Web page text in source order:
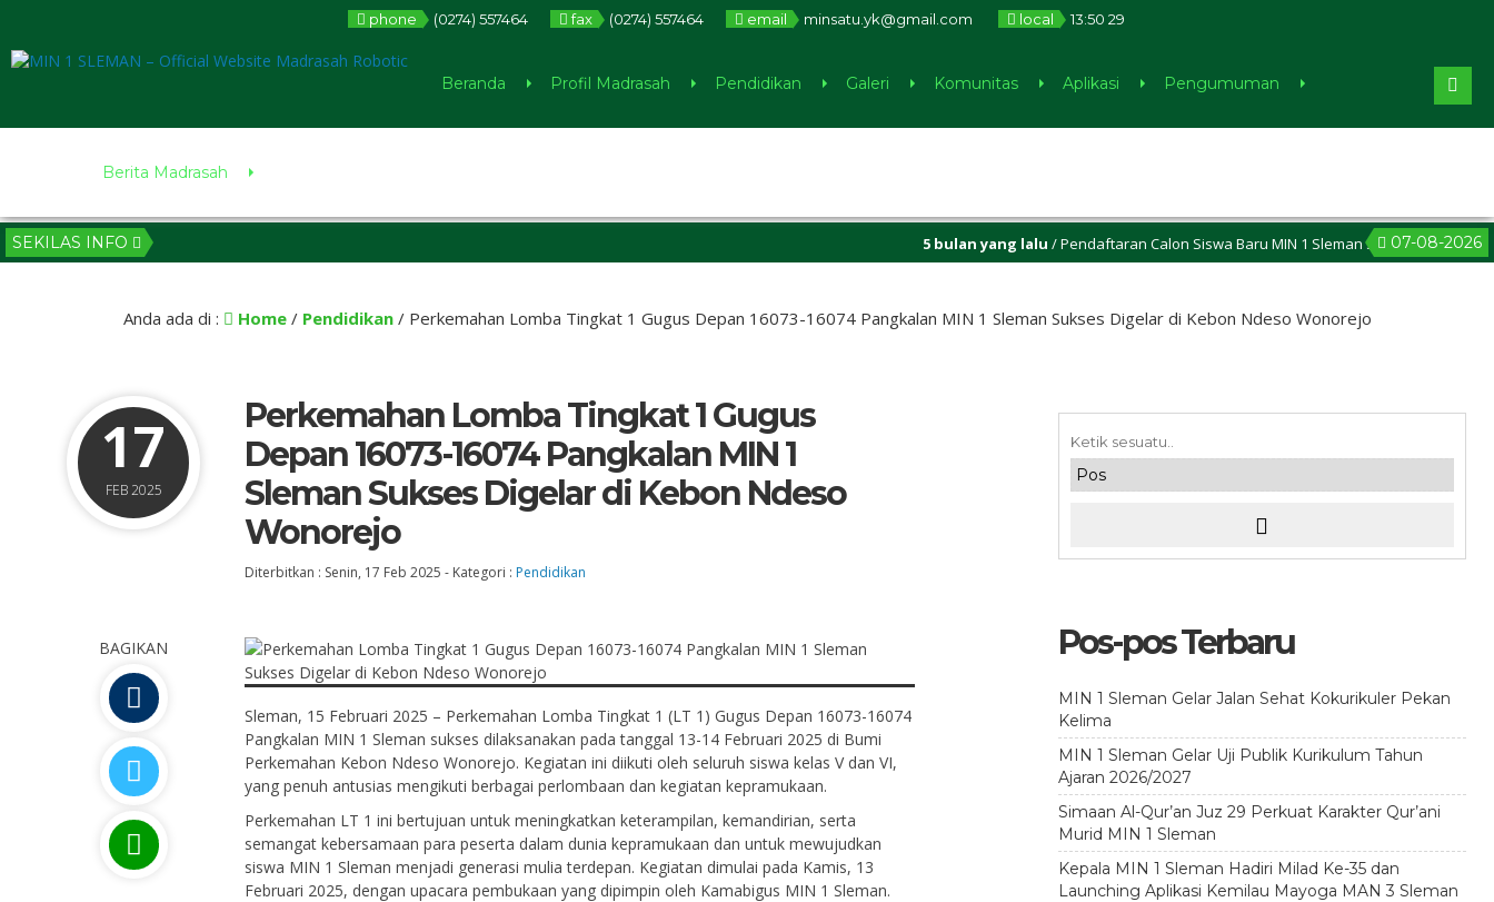
phone (0274) 557464 fax (0274) 557464 email minsatu.yk@gmail.com local 13:50 30
Beranda Profil Madrasah Pendidikan Galeri Komunitas Aplikasi Pengumuman
Berita Madrasah
SEKILAS INFO 07-08-2026
5 bulan yang lalu/ Pendaftaran Calon Siswa Baru MIN 1 Sleman sudah dibuka, cek di menu
Anda ada di : Home/ Pendidikan/ Perkemahan Lomba Tingkat 1 Gugus Depan 16073-16074 Pangkalan MIN 1 Sleman Sukses Digelar di Kebon Ndeso Wonorejo
17
FEB 2025
Perkemahan Lomba Tingkat 1 Gugus
Depan 16073-16074 Pangkalan MIN 1
Sleman Sukses Digelar di Kebon Ndeso
Wonorejo
Diterbitkan : Senin, 17 Feb 2025 - Kategori : Pendidikan
BAGIKAN
Sleman, 15 Februari 2025 – Perkemahan Lomba Tingkat 1 (LT 1) Gugus Depan 16073-16074
Pangkalan MIN 1 Sleman sukses dilaksanakan pada tanggal 13-14 Februari 2025 di Bumi
Perkemahan Kebon Ndeso Wonorejo. Kegiatan ini diikuti oleh seluruh siswa kelas V dan VI,
yang penuh antusias mengikuti berbagai perlombaan dan kegiatan kepramukaan.
Perkemahan LT 1 ini bertujuan untuk meningkatkan keterampilan, kemandirian, serta
semangat kebersamaan para peserta dalam dunia kepramukaan dan untuk mewujudkan
siswa MIN 1 Sleman menjadi generasi mulia terdepan. Kegiatan dimulai pada Kamis, 13
Februari 2025, dengan upacara pembukaan yang dipimpin oleh Kamabigus MIN 1 Sleman.
Pos-pos Terbaru
MIN 1 Sleman Gelar Jalan Sehat Kokurikuler Pekan
Kelima
MIN 1 Sleman Gelar Uji Publik Kurikulum Tahun
Ajaran 2026/2027
Simaan Al-Qur’an Juz 29 Perkuat Karakter Qur’ani
Murid MIN 1 Sleman
Kepala MIN 1 Sleman Hadiri Milad Ke-35 dan
Launching Aplikasi Kemilau Mayoga MAN 3 Sleman